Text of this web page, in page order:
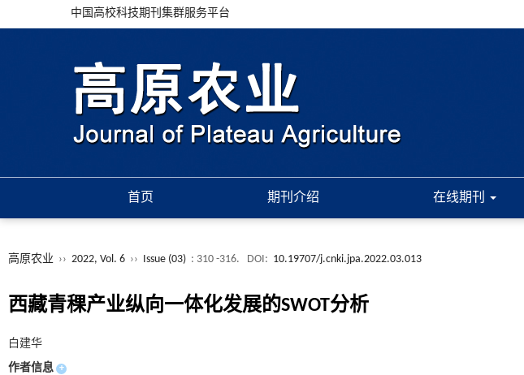
中国高校科技期刊集群服务平台
首页 期刊介绍 在线期刊
高原农业 ›› 2022, Vol. 6 ›› Issue (03) : 310 -316. DOI: 10.19707/j.cnki.jpa.2022.03.013
西藏青稞产业纵向一体化发展的SWOT分析
白建华
作者信息 +